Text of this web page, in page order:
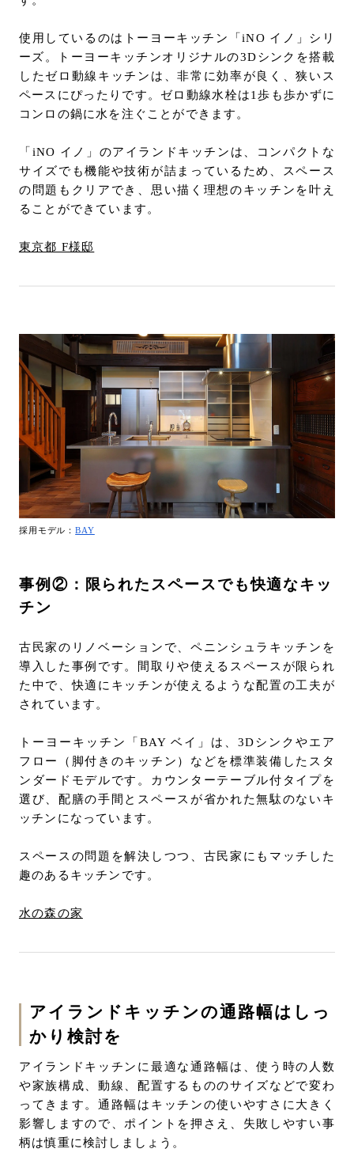
使用しているのはトーヨーキッチン「iNO イノ」シリ
ーズ。トーヨーキッチンオリジナルの3Dシンクを搭載
したゼロ動線キッチンは、非常に効率が良く、狭いス
ペースにぴったりです。ゼロ動線水栓は1歩も歩かずに
コンロの鍋に水を注ぐことができます。
「iNO イノ」のアイランドキッチンは、コンパクトな
サイズでも機能や技術が詰まっているため、スペース
の問題もクリアでき、思い描く理想のキッチンを叶え
ることができています。
東京都 F様邸
採用モデル：BAY
事例②：限られたスペースでも快適なキッ
チン
古民家のリノベーションで、ペニンシュラキッチンを
導入した事例です。間取りや使えるスペースが限られ
た中で、快適にキッチンが使えるような配置の工夫が
されています。
トーヨーキッチン「BAY ベイ」は、3Dシンクやエア
フロー（脚付きのキッチン）などを標準装備したスタ
ンダードモデルです。カウンターテーブル付タイプを
選び、配膳の手間とスペースが省かれた無駄のないキ
ッチンになっています。
スペースの問題を解決しつつ、古民家にもマッチした
趣のあるキッチンです。
水の森の家
アイランドキッチンの通路幅はしっ
かり検討を
アイランドキッチンに最適な通路幅は、使う時の人数
や家族構成、動線、配置するもののサイズなどで変わ
ってきます。通路幅はキッチンの使いやすさに大きく
影響しますので、ポイントを押さえ、失敗しやすい事
柄は慎重に検討しましょう。